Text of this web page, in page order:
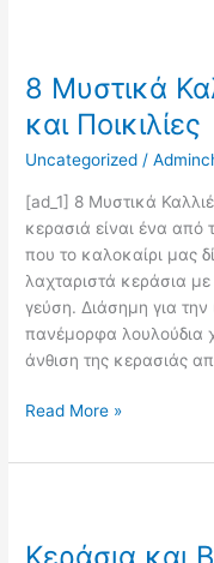
8 Μυστικά
και Ποικιλίες
Uncategorized /
[ad_1] 8 Μυστικά
κερασιά είναι ένα
που το καλοκαίρι μας
λαχταριστά κεράσια
γεύση. Διάσημη για
πανέμορφα λουλούδια
άνθιση της κερασιάς
Καλλιέργεια
Κερασιάς
και
Ποικιλίες
Read More »
Κεράσια και
Βύσσινα